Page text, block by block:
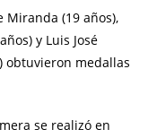
Miranda (19 años),
y Luis José
obtuvieron medallas
se realizó en